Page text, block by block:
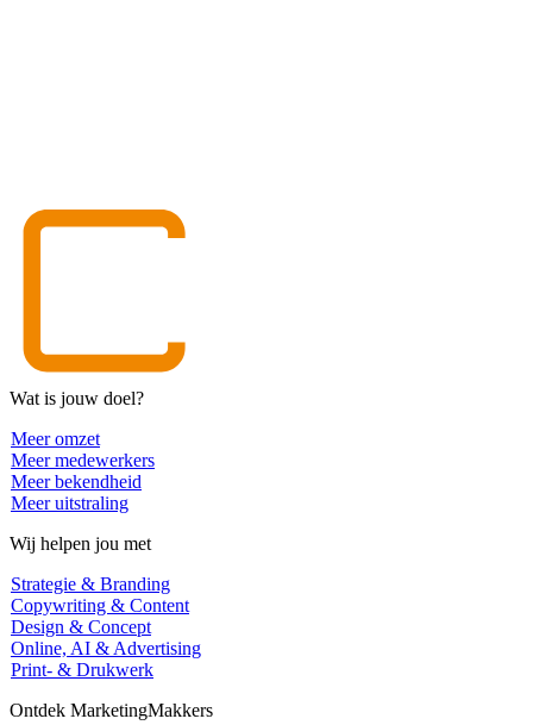
Wat is jouw doel?
Meer omzet
Meer medewerkers
Meer bekendheid
Meer uitstraling
Wij helpen jou met
Strategie & Branding
Copywriting & Content
Design & Concept
Online, AI & Advertising
Print- & Drukwerk
Ontdek MarketingMakkers